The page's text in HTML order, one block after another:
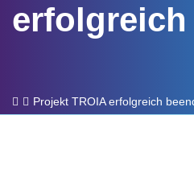
erfolgreich
Projekt TROIA erfolgreich